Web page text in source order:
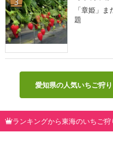
「章姫」
題
愛知県の人気いちご狩
ランキングから東海のいちご